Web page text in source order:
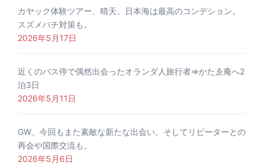
カヤック体験ツアー、晴天、日本海は最高のコンデション。
スズメバチ対策も。
2026年5月17日
近くのバス停で偶然出会ったオランダ人旅行者⇒かたゑ庵へ2
泊3日
2026年5月11日
GW、今回もまた素敵な新たな出会い。そしてリピーターとの
再会や国際交流も。
2026年5月6日